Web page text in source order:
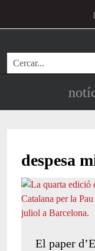
Cerca
despesa
El paper